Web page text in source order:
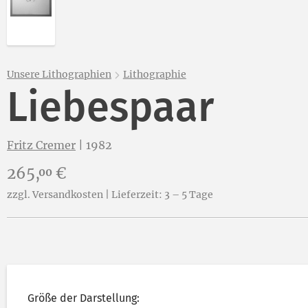
Unsere Lithographien Lithographie
Liebespaar
Fritz Cremer 1982
Preis:
265,00 €
zzgl. Versandkosten | Lieferzeit: 3 – 5 Tage
Größe der Darstellung: